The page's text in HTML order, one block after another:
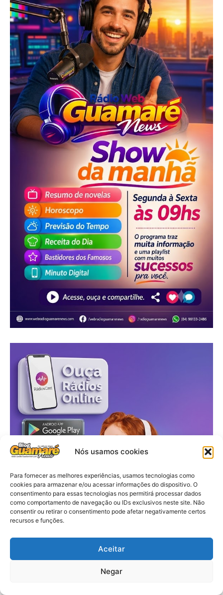
Nós usamos cookies
Para fornecer as melhores experiências, usamos tecnologias como
cookies para armazenar e/ou acessar informações do dispositivo. O
consentimento para essas tecnologias nos permitirá processar dados
como comportamento de navegação ou IDs exclusivos neste site. Não
consentir ou retirar o consentimento pode afetar negativamente certos
recursos e funções.
Aceitar
Negar